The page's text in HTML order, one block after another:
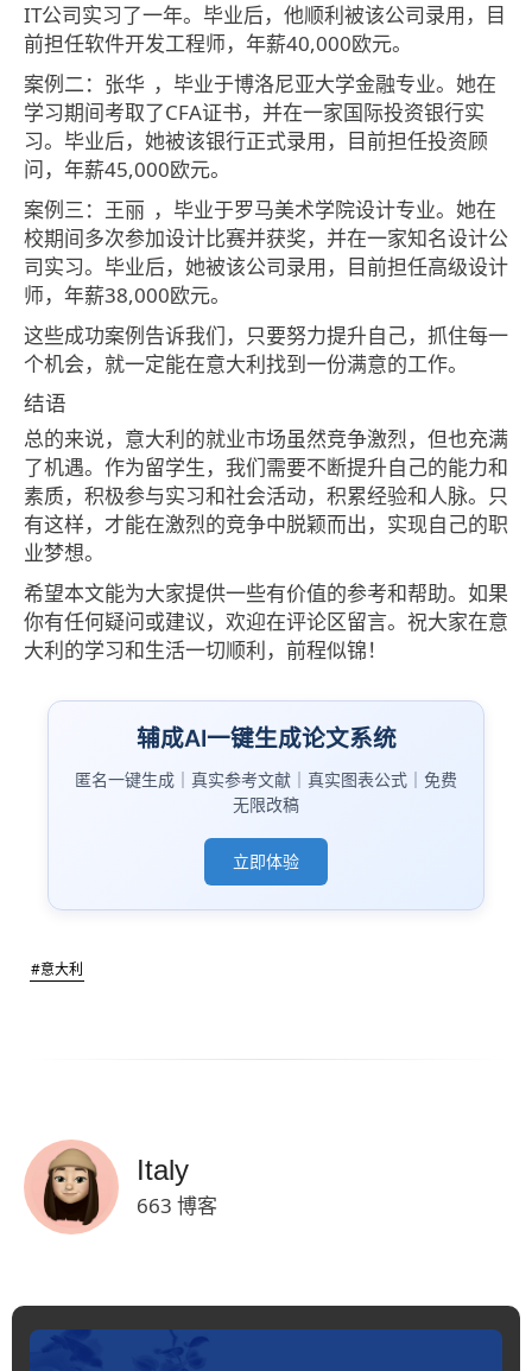
IT公司实习了一年。毕业后，他顺利被该公司录用，目
前担任软件开发工程师，年薪40,000欧元。
案例二：张华 ，毕业于博洛尼亚大学金融专业。她在
学习期间考取了CFA证书，并在一家国际投资银行实
习。毕业后，她被该银行正式录用，目前担任投资顾
问，年薪45,000欧元。
案例三：王丽 ，毕业于罗马美术学院设计专业。她在
校期间多次参加设计比赛并获奖，并在一家知名设计公
司实习。毕业后，她被该公司录用，目前担任高级设计
师，年薪38,000欧元。
这些成功案例告诉我们，只要努力提升自己，抓住每一
个机会，就一定能在意大利找到一份满意的工作。
结语
总的来说，意大利的就业市场虽然竞争激烈，但也充满
了机遇。作为留学生，我们需要不断提升自己的能力和
素质，积极参与实习和社会活动，积累经验和人脉。只
有这样，才能在激烈的竞争中脱颖而出，实现自己的职
业梦想。
希望本文能为大家提供一些有价值的参考和帮助。如果
你有任何疑问或建议，欢迎在评论区留言。祝大家在意
大利的学习和生活一切顺利，前程似锦！
辅成AI一键生成论文系统
匿名一键生成｜真实参考文献｜真实图表公式｜免费
无限改稿
立即体验
#意大利
Italy
663 博客